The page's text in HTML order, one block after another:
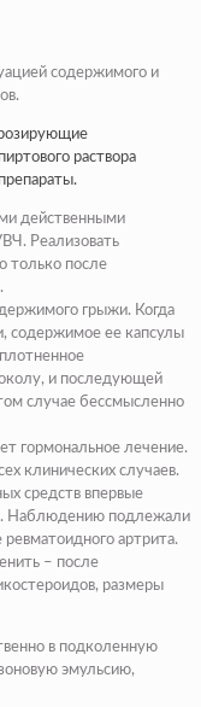
содержимого и
раствора
действенными
Реализовать
только после
грыжи. Когда
содержимое ее капсулы
и последующей
случае бессмысленно
гормональное лечение.
клинических случаев.
средств впервые
Наблюдению подлежали
артрита.
– после
размеры
в подколенную
эмульсию,